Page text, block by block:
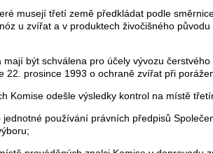
musejí třetí země předkládat podle
u zvířat a v produktech živočišného
být schválena pro účely vývozu
prosince 1993 o ochraně zvířat při
Komise odešle výsledky kontrol na místě
používání právních předpisů